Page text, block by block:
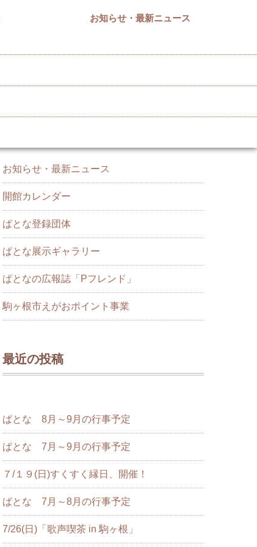
お知らせ・最新ニュース
お知らせ・最新ニュース
開館カレンダー
ぱとな登録団体
ぱとな展示ギャラリー
ぱとなの広報誌「Pフレンド」
駒ヶ根市えがおポイント事業
最近の投稿
ぱとな 8月～9月の行事予定
ぱとな 7月～9月の行事予定
７/１９(日)すくすく縁日、開催！
ぱとな 7月～8月の行事予定
7/26(日)「歌声喫茶 in 駒ヶ根」